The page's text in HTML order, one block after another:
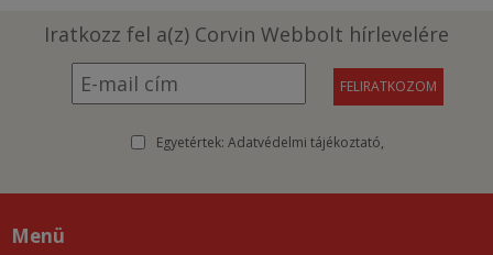
Iratkozz fel a(z) Corvin Webbolt hírlevelére
Egyetértek: Adatvédelmi tájékoztató
Menü